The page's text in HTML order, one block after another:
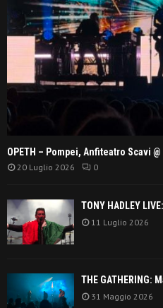
OPETH – Pompei, Anfiteatro Scavi
20 Luglio 2026 0
TONY HADLEY
11 Luglio 2026
THE GATHERING:
31 Maggio 2026